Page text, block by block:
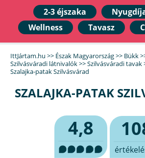
2-3 éjszaka
Wellness
Tavasz
IttJártam.hu >> Észak Magyarország>> Bükk
Szilvásváradi látnivalók>>Szilvásváradi tavak
Szalajka-patak Szilvásvárad
SZALAJKA-PATAK
4,8